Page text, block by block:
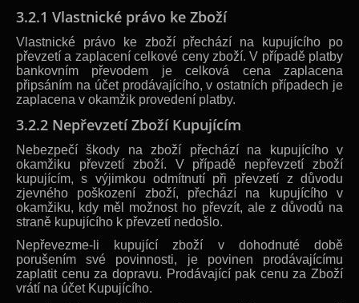
3.2.1 Vlastnické právo ke Zboží
Vlastnické právo ke zboží přechází na kupujícího po
převzetí a zaplacení celkové ceny zboží. V případě platby
bankovním převodem je celková cena zaplacena
připsáním na účet prodávajícího, v ostatních případech je
zaplacena v okamžik provedení platby.
3.2.2 Nepřevzetí Zboží Kupujícím
Nebezpečí škody na zboží přechází na kupujícího v
okamžiku převzetí zboží. V případě nepřevzetí zboží
kupujícím, s výjimkou odmítnutí při převzetí z důvodu
zjevného poškození zboží, přechází na kupujícího v
okamžiku, kdy měl možnost ho převzít, ale z důvodů na
straně kupujícího k převzetí nedošlo.
Nepřevezme-li kupující zboží v dohodnuté době
porušením své povinnosti, je povinen prodávajícímu
zaplatit cenu za dopravu. Prodávající pak cenu za Zboží
vrátí na účet Kupujícího.